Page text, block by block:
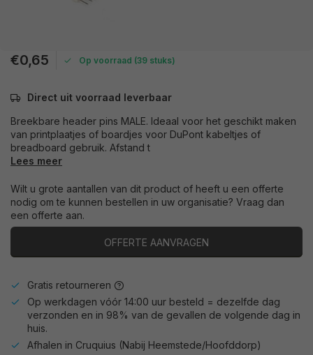
€0,65 Op voorraad (39 stuks)
Direct uit voorraad leverbaar
Breekbare header pins MALE. Ideaal voor het geschikt maken
van printplaatjes of boardjes voor DuPont kabeltjes of
breadboard gebruik. Afstand t
Lees meer
Wilt u grote aantallen van dit product of heeft u een offerte
nodig om te kunnen bestellen in uw organisatie? Vraag dan
een offerte aan.
OFFERTE AANVRAGEN
Gratis retourneren
Op werkdagen vóór 14:00 uur besteld = dezelfde dag
verzonden en in 98% van de gevallen de volgende dag in
huis.
Afhalen in Cruquius (Nabij Heemstede/Hoofddorp)